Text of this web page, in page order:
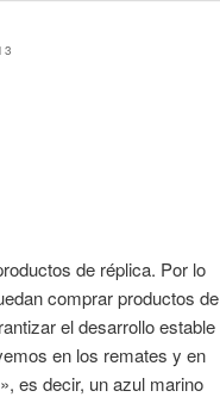
de réplica. Por lo
comprar productos de
el desarrollo estable
en los remates y en
es decir, un azul marino